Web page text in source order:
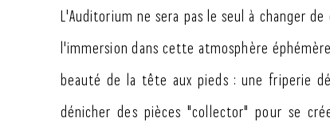
L'Auditorium ne sera pas le seul à changer
l'immersion dans cette atmosphère
beauté de la tête aux pieds : une friperie
dénicher des pièces "collector" pour se